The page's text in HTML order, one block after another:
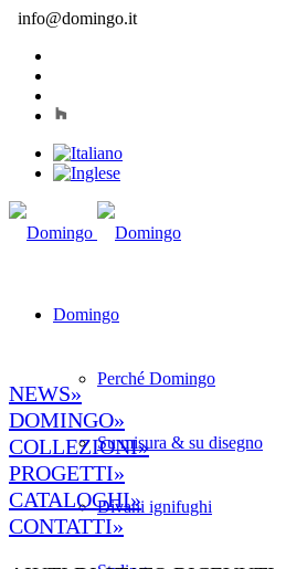
info@domingo.it
Domingo
Perché Domingo
Su misura & su disegno
Divani ignifughi
NEWS»
DOMINGO»
COLLEZIONI»
PROGETTI»
CATALOGHI»
CONTATTI»